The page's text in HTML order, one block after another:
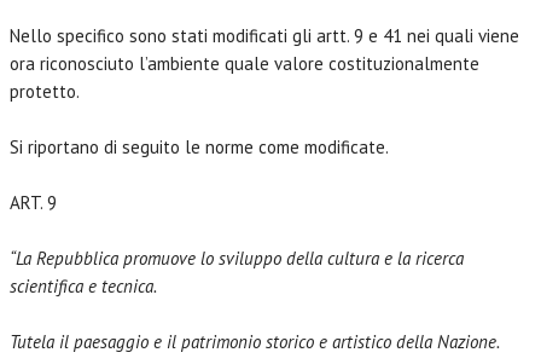
Nello specifico sono stati modificati gli artt. 9 e 41 nei quali viene
ora riconosciuto l’ambiente quale valore costituzionalmente
protetto.
Si riportano di seguito le norme come modificate.
ART. 9
“La Repubblica promuove lo sviluppo della cultura e la ricerca
scientifica e tecnica.
Tutela il paesaggio e il patrimonio storico e artistico della Nazione.